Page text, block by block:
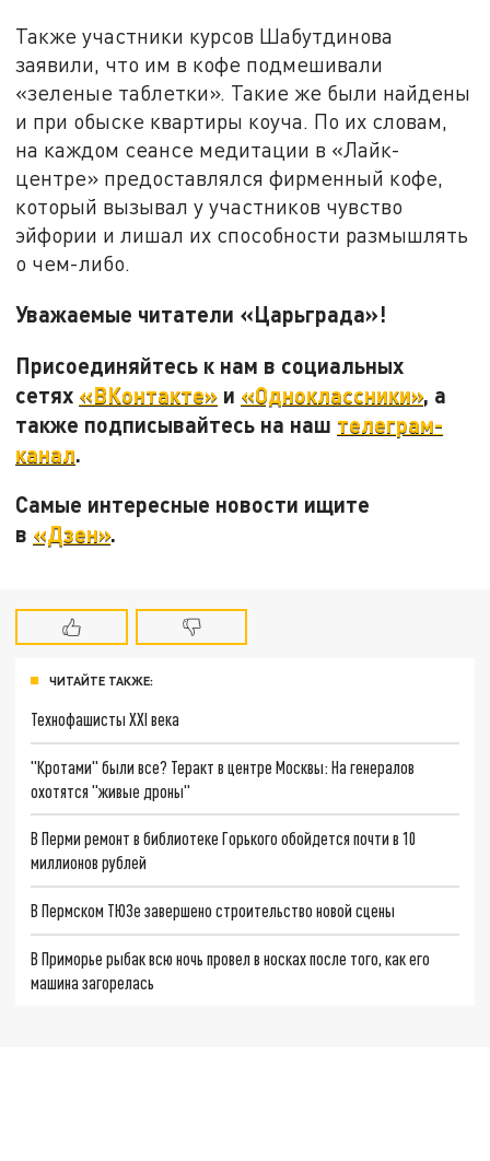
Также участники курсов Шабутдинова
заявили, что им в кофе подмешивали
«зеленые таблетки». Такие же были найдены
и при обыске квартиры коуча. По их словам,
на каждом сеансе медитации в «Лайк-
центре» предоставлялся фирменный кофе,
который вызывал у участников чувство
эйфории и лишал их способности размышлять
о чем-либо.
Уважаемые читатели «Царьграда»!
Присоединяйтесь к нам в социальных
сетях «ВКонтакте» и «Одноклассники», а
также подписывайтесь на наш телеграм-
канал.
Самые интересные новости ищите
в «Дзен».
ЧИТАЙТЕ ТАКЖЕ:
Технофашисты XXI века
"Кротами" были все? Теракт в центре Москвы: На генералов
охотятся "живые дроны"
В Перми ремонт в библиотеке Горького обойдется почти в 10
миллионов рублей
В Пермском ТЮЗе завершено строительство новой сцены
В Приморье рыбак всю ночь провел в носках после того, как его
машина загорелась